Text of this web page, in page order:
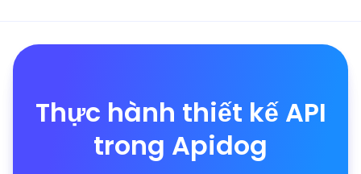
Thực hành thiết kế API
trong Apidog